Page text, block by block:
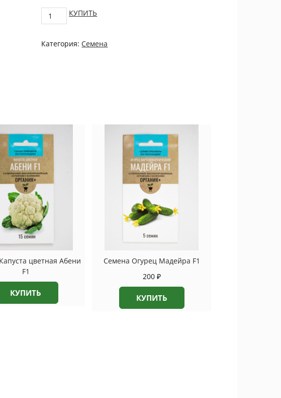
Подсолнечник
Ред
0,5г
КУПИТЬ
Категория: Семена
цветная Абени
F1
КУПИТЬ
Семена Огурец Мадейра F1
200 ₽
КУПИТЬ